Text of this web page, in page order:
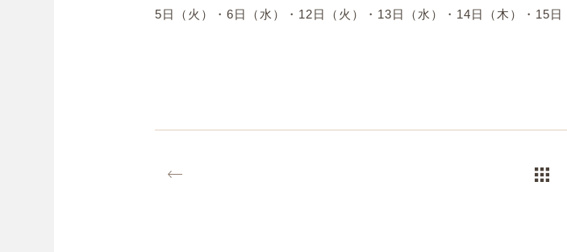
5日（火）・6日（水）・12日（火）・13日（水）・14日（木）・15